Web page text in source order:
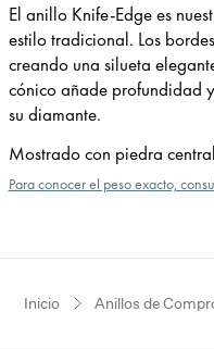
El anillo Knife-Edge es
estilo tradicional. Los
creando una silueta
cónico añade profundidad
su diamante.
Mostrado con piedra
Para conocer el peso exacto,
Inicio Anillos de